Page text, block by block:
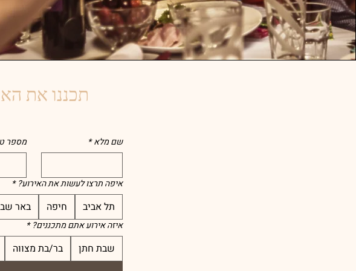
תכננו את
שם מלא * מספר
איפה תרצו לעשות את האירוע? *
תל אביב חיפה באר
איזה אירוע אתם מתכננים? *
שבת חתן בר/בת מצווה